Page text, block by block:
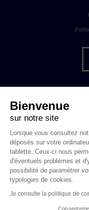
© Septembre en Or
Bienvenue
sur notre site
Lorsque vous consultez
déposés sur votre
tablette. Ceux-ci nous
d'éventuels problèmes et
possibilité de paramétrer
typologies de cookies.
Je consulte la politique de